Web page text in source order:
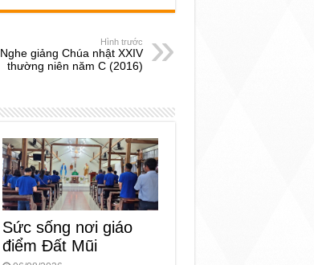
Hình trước
Nghe giảng Chúa nhật XXIV
thường niên năm C (2016)
Sức sống nơi giáo
điểm Đất Mũi